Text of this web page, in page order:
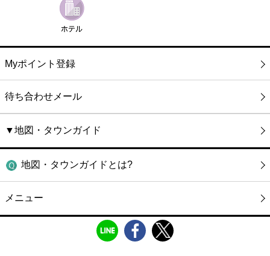
Myポイント登録
待ち合わせメール
▼地図・タウンガイド
地図・タウンガイドとは?
メニュー